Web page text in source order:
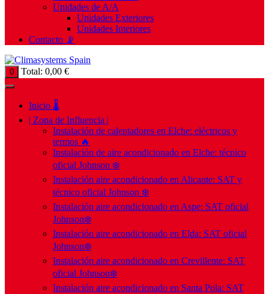
Unidades de A/A
Unidades Exteriores
Unidades Interiores
Contacto 📡
0 Total: 0,00 €
Inicio 🌡️
| Zona de Influencia |
Instalación de calentadores en Elche: eléctricos y
termos 🔥
Instalación de aire acondicionado en Elche: técnico
oficial Johnson ❄️
Instalación aire acondicionado en Alicante: SAT y
técnico oficial Johnson ❄️
Instalación aire acondicionado en Aspe: SAT oficial
Johnson❄️
Instalación aire acondicionado en Elda: SAT oficial
Johnson❄️
Instalación aire acondicionado en Crevillente: SAT
oficial Johnson❄️
Instalación aire acondicionado en Santa Pola: SAT